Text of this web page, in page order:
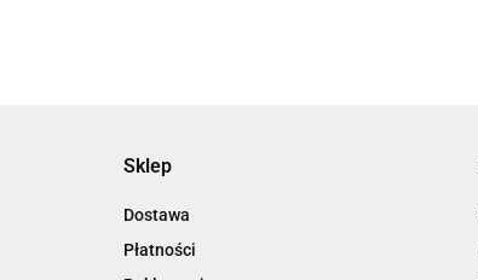
Sklep
Dostawa
Płatności